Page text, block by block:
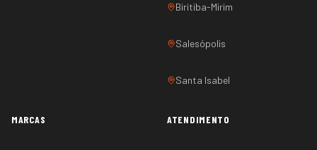
Biritiba-Mirim
Salesópolis
Santa Isabel
MARCAS ATENDIMENTO